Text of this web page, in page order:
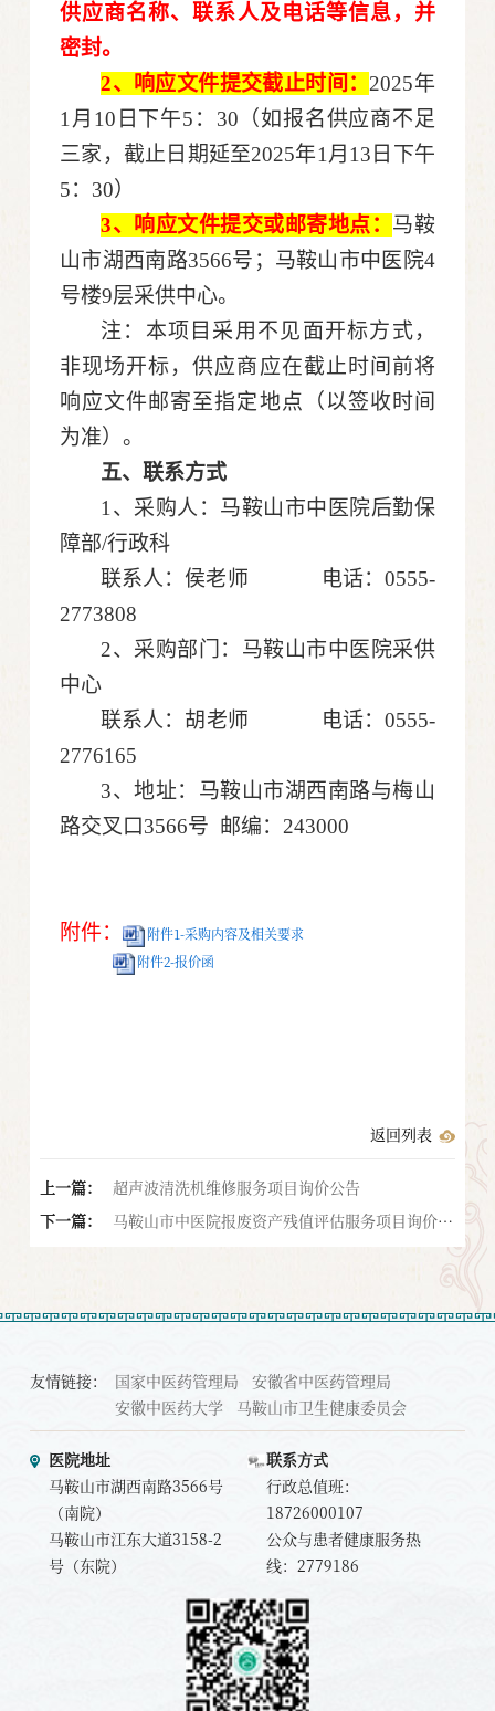
供应商名称、联系人及电话等信息， 并
密封。
2、响应文件提交截止时间：2025年
1月 10 日下午5： 30（如报名供应商不足
三家，截止日期延至2025年1月 13 日下午
5： 30）
3、响应文件提交或邮寄地点： 马鞍
山市湖西南路3566号；马鞍山市中医院4
号楼9层采供中心。
注：本项目采用不见面开标方式，
非现场开标，供应商应在截止时间前将
响应文件邮寄至指定地点（以签收时间
为准）。
五、联系方式
1、采购人：马鞍山市中医院后勤保
障部/行政科
联系人：侯老师 电话： 0555-
2773808
2、采购部门：马鞍山市中医院采供
中心
联系人： 胡 老师 电话： 0555-
2776165
3、地址：马鞍山市湖西南路与梅山
路交叉口3566号 邮编：243000
附件：
附件1-采购内容及相关要求
附件2-报价函
返回列表
上一篇：
超声波清洗机维修服务项目询价公告
下一篇：
马鞍山市中医院报废资产残值评估服务项目询价公
友情链接： 国家中医药管理局
安徽省中医药管理局
安徽中医药大学
马鞍山市卫生健康委员会
医院地址
马鞍山市湖西南路3566号
（南院）
马鞍山市江东大道3158-2
号（东院）
联系方式
行政总值班：
18726000107
公众与患者健康服务热
线：2779186